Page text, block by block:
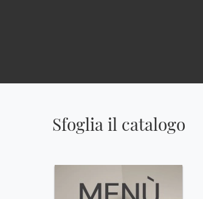
Sfoglia il catalogo